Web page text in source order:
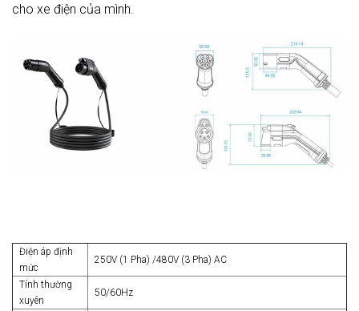
cho xe điện của mình.
Điện áp định
mức
250V (1 Pha) /480V (3 Pha) AC
Tính thường
xuyên
50/60Hz